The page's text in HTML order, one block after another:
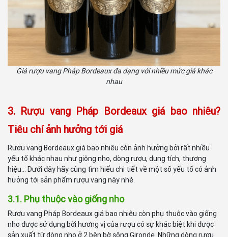
Giá rượu vang Pháp Bordeaux đa dạng với nhiều mức giá khác
nhau
3. Rượu vang Pháp Bordeaux giá bao nhiêu?
Tiêu chí ảnh hưởng tới giá
Rượu vang Bordeaux giá bao nhiêu còn ảnh hưởng bởi rất nhiều
yếu tố khác nhau như giông nho, dòng rượu, dung tích, thương
hiệu… Dưới đây hãy cùng tìm hiểu chi tiết về một số yếu tố có ảnh
hưởng tới sản phẩm rượu vang này nhé.
3.1. Phụ thuộc vào giống nho
Rượu vang Pháp Bordeaux giá bao nhiêu còn phụ thuộc vào giống
nho được sử dụng bởi hương vị của rượu có sự khác biệt khi được
sản xuất từ dòng nho ở 2 bên bờ sông Gironde. Những dòng rượu